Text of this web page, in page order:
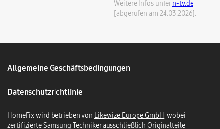
Weitere Infos untern-tv.de
[abgerufen am 24.03.2026].
Allgemeine Geschäftsbedingungen
Datenschutzrichtlinie
HomeFix wird betrieben von Likewize Europe GmbH, wobei
zertifizierte Samsung Techniker ausschließlich Originalteile